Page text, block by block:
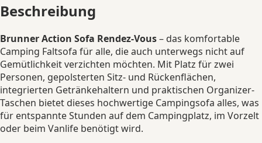
Beschreibung
Brunner Action Sofa Rendez-Vous– das komfortable
Camping Faltsofa für alle, die auch unterwegs nicht auf
Gemütlichkeit verzichten möchten. Mit Platz für zwei
Personen, gepolsterten Sitz- und Rückenflächen,
integrierten Getränkehaltern und praktischen Organizer-
Taschen bietet dieses hochwertige Campingsofa alles, was
für entspannte Stunden auf dem Campingplatz, im Vorzelt
oder beim Vanlife benötigt wird.